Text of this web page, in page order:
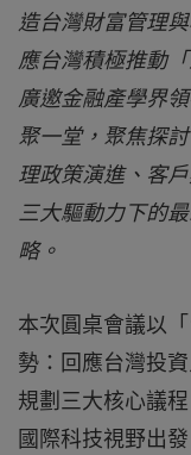
造台灣財富管理
應台灣積極推動
廣邀金融產學界
聚一堂，聚焦探
理政策演進、客
三大驅動力下的
略。
本次圓桌會議以
勢：回應台灣投
規劃三大核心議
國際科技視野出